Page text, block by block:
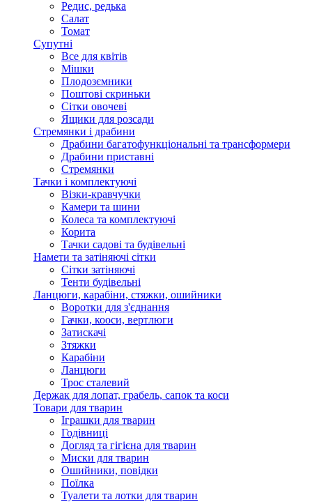
Редис, редька
Салат
Томат
Супутні
Все для квітів
Мішки
Плодозємники
Поштові скриньки
Сітки овочеві
Ящики для розсади
Стремянки і драбини
Драбини багатофункціональні та трансформери
Драбини приставні
Стремянки
Тачки і комплектуючі
Візки-кравчучки
Камери та шини
Колеса та комплектуючі
Корита
Тачки садові та будівельні
Намети та затіняючі сітки
Сітки затіняючі
Тенти будівельні
Ланцюги, карабіни, стяжки, ошийники
Воротки для з'єднання
Гачки, кооси, вертлюги
Затискачі
Зтяжки
Карабіни
Ланцюги
Трос сталевий
Держак для лопат, грабель, сапок та коси
Товари для тварин
Іграшки для тварин
Годівниці
Догляд та гігієна для тварин
Миски для тварин
Ошийники, повідки
Поїлка
Туалети та лотки для тварин